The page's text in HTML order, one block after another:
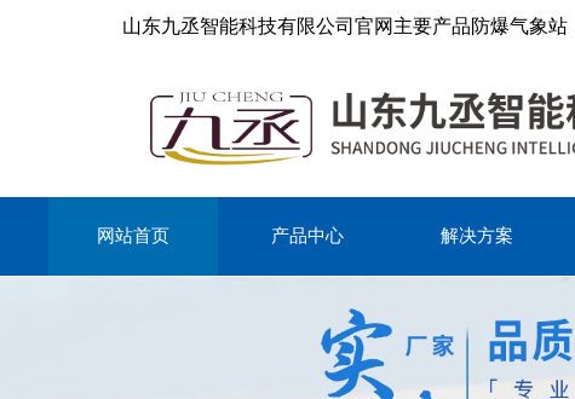
山东九丞智能科技有限公司官网主要产品防爆气象
网站首页 产品中心 解决方案